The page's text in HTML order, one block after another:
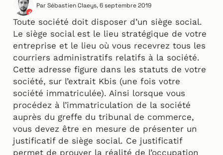
Par Sébastien Claeys,6 septembre 2019
Toute société doit disposer d’un siège social.
Le siège social est le lieu stratégique de votre
entreprise et le lieu où vous recevrez tous les
courriers administratifs relatifs à la société.
Cette adresse figure dans les statuts de votre
société, sur l’extrait Kbis (une fois votre
société immatriculée). Ainsi lorsque vous
procédez à l’immatriculation de la société
auprès du greffe du tribunal de commerce,
vous devez être en mesure de présenter un
justificatif de siège social. Ce justificatif
permet de prouver la réalité de l’occupation